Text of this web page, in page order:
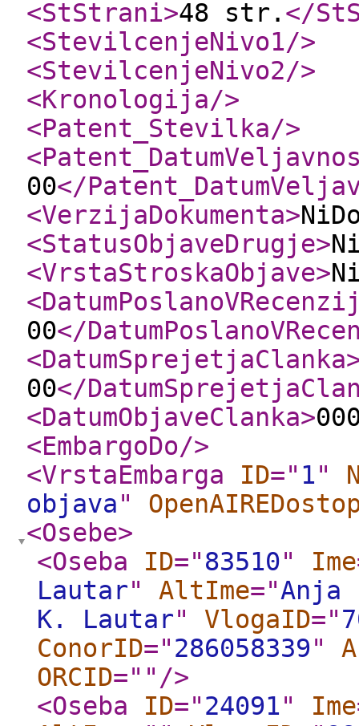
<StStrani>48 str. </
<StevilcenjeNivo1/>
<StevilcenjeNivo2/>
<Kronologija/>
<Patent_Stevilka/>
00</
<VerzijaDokumenta>
<StatusObjaveDrugje>
<VrstaStroskaObjave>
00</
<DatumSprejetjaClanka
00</
<DatumObjaveClanka>
<EmbargoDo/>
<VrstaEmbarga
ID=" 1"
objava"
<Osebe>
<Oseba
ID="83510" Ime
Lautar" AltIme="Anja
K. Lautar" VlogaID="
ConorID="286058339"
ORCID=" " />
<Oseba
ID="24091" Ime